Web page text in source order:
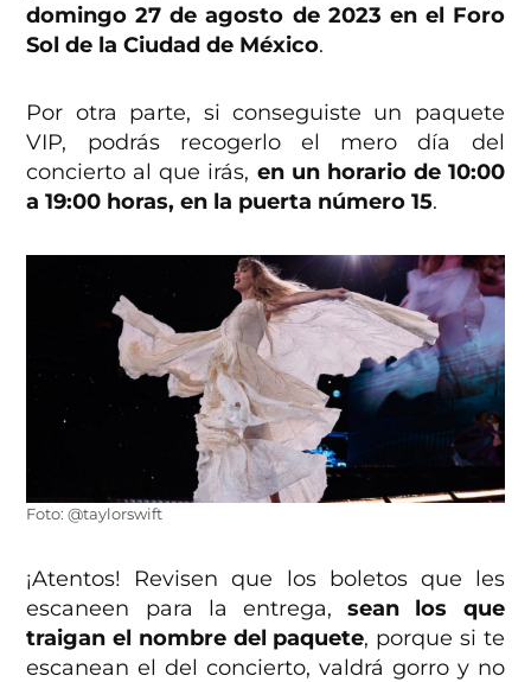
domingo 27 de agosto de 2023 en el Foro
Sol de la Ciudad de México.
Por otra parte, si conseguiste un paquete
VIP, podrás recogerlo el mero día del
concierto al que irás, en un horario de 10:00
a 19:00 horas, en la puerta número 15.
Foto: @taylorswift
¡Atentos! Revisen que los boletos que les
escaneen para la entrega,sean los que
traigan el nombre del paquete, porque si te
escanean el del concierto, valdrá gorro y no